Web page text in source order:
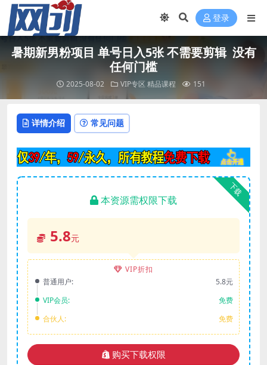
登录
暑期新男粉项目 单号日入5张 不需要剪辑 没有
任何门槛
2025-08-02 VIP专区 精品课程 151
详情介绍 常见问题
下载
本资源需权限下载
5.8元
VIP折扣
普通用户:
5.8元
VIP会员:
免费
合伙人:
免费
购买下载权限